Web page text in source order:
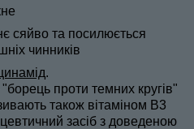
сяйво та посилюється
чинників
.
проти темних кругів"
також вітаміном B3
засіб з доведеною